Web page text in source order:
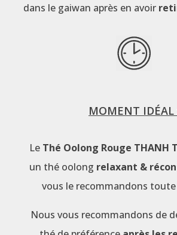
dans le gaiwan après en avoir
MOMENT IDÉAL
Le Thé Oolong Rouge THANH
un thé oolong relaxant &
vous le recommandons
Nous vous recommandons de